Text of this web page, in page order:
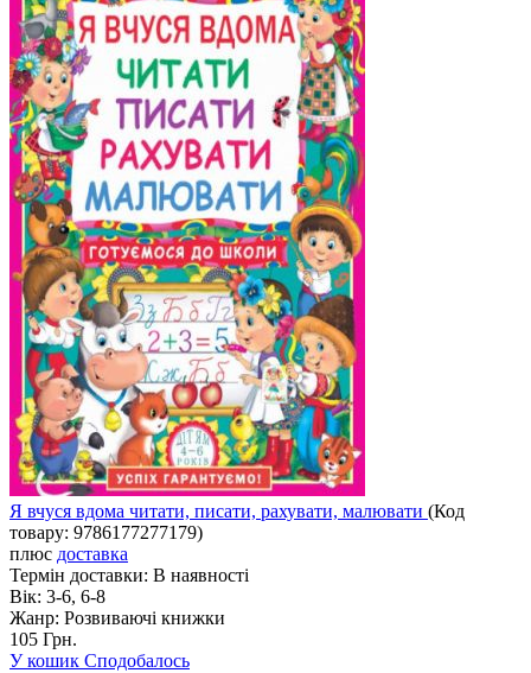
Я вчуся вдома читати, писати, рахувати, малювати (Код
товару: 9786177277179)
плюс доставка
Термін доставки: В наявності
Вік: 3-6, 6-8
Жанр: Розвиваючі книжки
105 Грн.
У кошик Сподобалось